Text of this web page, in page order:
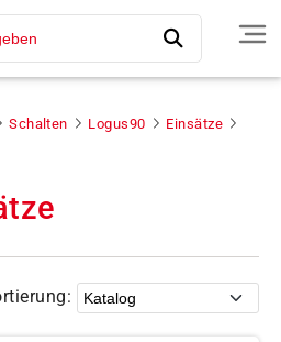
Schalten Logus90
Einsätze